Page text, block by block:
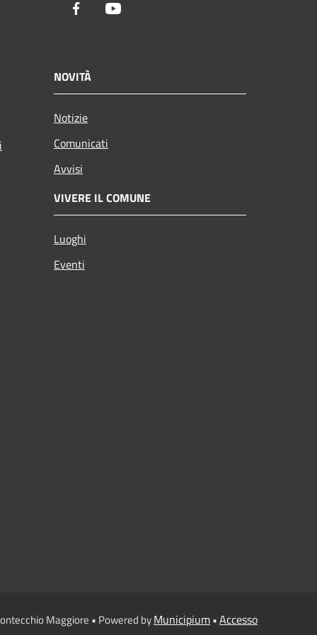
Facebook
NOVITÀ
Notizie
Comunicati
Avvisi
VIVERE IL COMUNE
Luoghi
Eventi
Maggiore • Powered byMunicipium•Accesso